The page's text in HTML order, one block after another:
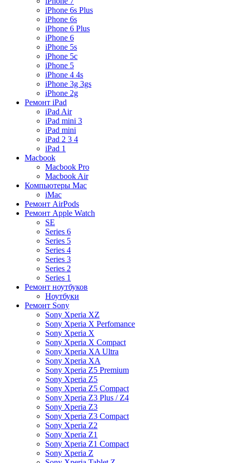
iPhone 6s Plus
iPhone 6s
iPhone 6 Plus
iPhone 6
iPhone 5s
iPhone 5c
iPhone 5
iPhone 4 4s
iPhone 3g 3gs
iPhone 2g
Ремонт iPad
iPad Air
iPad mini 3
iPad mini
iPad 2 3 4
iPad 1
Macbook
Macbook Pro
Macbook Air
Компьютеры Mac
iMac
Ремонт AirPods
Ремонт Apple Watch
SE
Series 6
Series 5
Series 4
Series 3
Series 2
Series 1
Ремонт ноутбуков
Ноутбуки
Ремонт Sony
Sony Xperia XZ
Sony Xperia X Perfomance
Sony Xperia X
Sony Xperia X Compact
Sony Xperia XA Ultra
Sony Xperia XA
Sony Xperia Z5 Premium
Sony Xperia Z5
Sony Xperia Z5 Compact
Sony Xperia Z3 Plus / Z4
Sony Xperia Z3
Sony Xperia Z3 Compact
Sony Xperia Z2
Sony Xperia Z1
Sony Xperia Z1 Compact
Sony Xperia Z